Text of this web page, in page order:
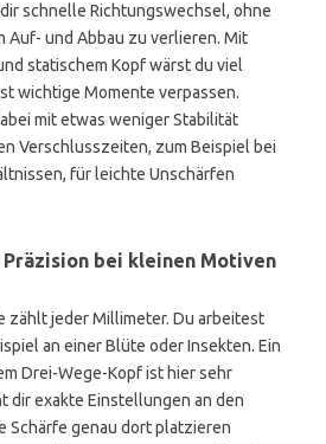
schnelle Richtungswechsel, ohne
Auf- und Abbau zu verlieren. Mit
statischem Kopf wärst du viel
wichtige Momente verpassen.
mit etwas weniger Stabilität
Verschlusszeiten, zum Beispiel bei
für leichte Unschärfen
bei kleinen Motiven
zählt jeder Millimeter. Du arbeitest
an einer Blüte oder Insekten. Ein
Drei-Wege-Kopf ist hier sehr
dir exakte Einstellungen an den
Schärfe genau dort platzieren